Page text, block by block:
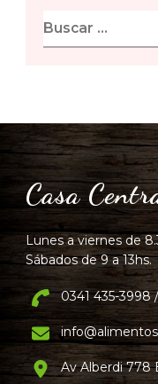
Buscar:
Casa
Lunes a viernes de
Sábados de 9 a 13hs.
0341 435-3998
Av Alberdi 778